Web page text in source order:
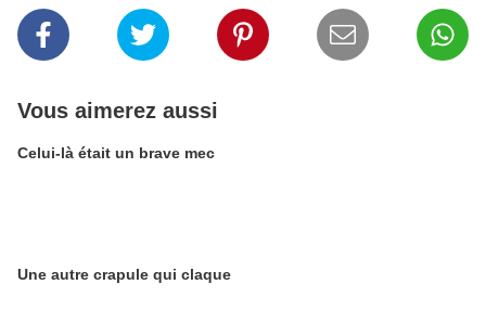
Vous aimerez aussi
Celui-là était un brave mec
Une autre crapule qui claque